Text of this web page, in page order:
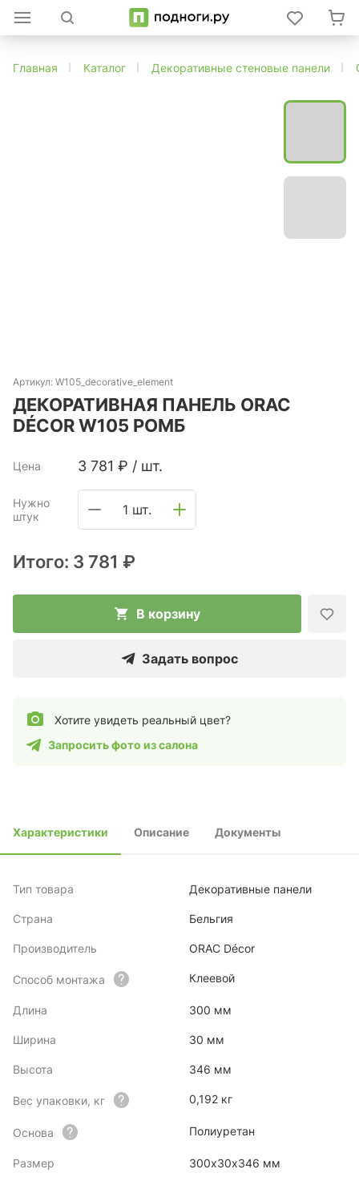
Главная Каталог Декоративные стеновые панели
Артикул: W105_decorative_element
ДЕКОРАТИВНАЯ ПАНЕЛЬ ORAC
DÉCOR W105 РОМБ
Цена 3 781 ₽ / шт.
Нужно
штук
1 шт.
Итого: 3 781 ₽
В корзину
Задать вопрос
Хотите увидеть реальный цвет?
Запросить фото из салона
Характеристики Описание Документы
Тип товара Декоративные панели
Страна Бельгия
Производитель ORAC Décor
Способ монтажа Клеевой
Длина 300 мм
Ширина 30 мм
Высота 346 мм
Вес упаковки, кг 0,192 кг
Основа Полиуретан
Размер 300х30х346 мм